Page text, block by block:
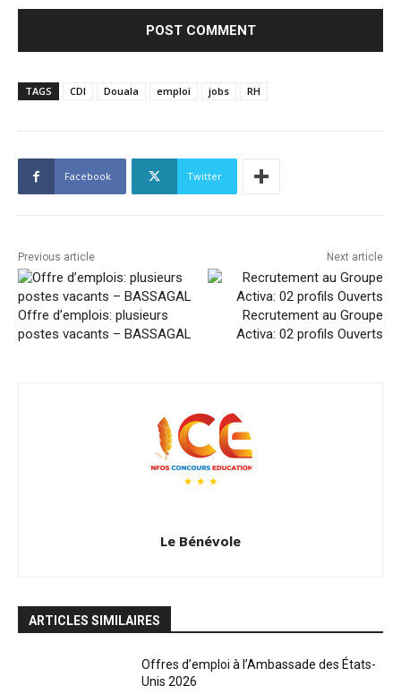
TAGS CDI Douala emploi jobs RH
Facebook Twitter
Previous article
Offre d’emplois: plusieurs
postes vacants – BASSAGAL
Next article
Recrutement au Groupe
Activa: 02 profils Ouverts
Le Bénévole
ARTICLES SIMILAIRES
Offres d’emploi à l’Ambassade des États-
Unis 2026